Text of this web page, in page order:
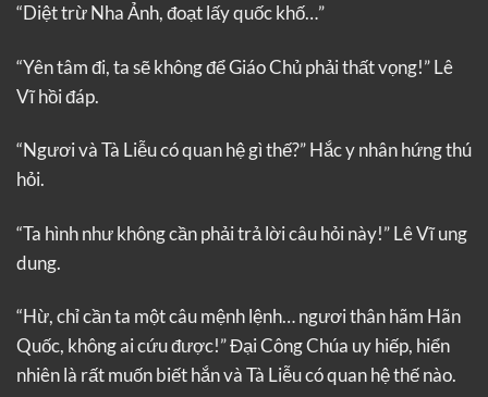
“Diệt trừ Nha Ảnh, đoạt lấy quốc khố…”
“Yên tâm đi, ta sẽ không để Giáo Chủ phải thất vọng!” Lê
Vĩ hồi đáp.
“Ngươi và Tà Liễu có quan hệ gì thế?” Hắc y nhân hứng thú
hỏi.
“Ta hình như không cần phải trả lời câu hỏi này!” Lê Vĩ ung
dung.
“Hừ, chỉ cần ta một câu mệnh lệnh… ngươi thân hãm Hãn
Quốc, không ai cứu được!” Đại Công Chúa uy hiếp, hiển
nhiên là rất muốn biết hắn và Tà Liễu có quan hệ thế nào.